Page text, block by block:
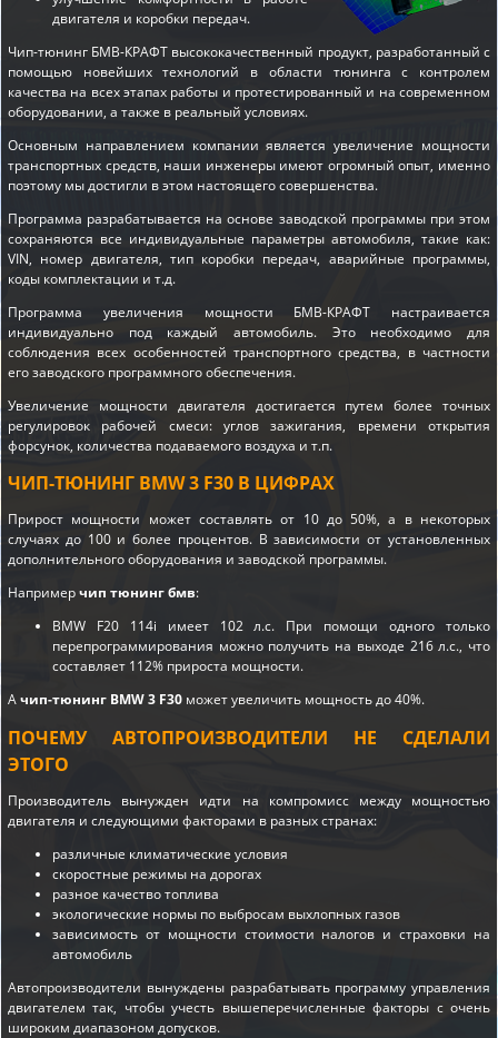
двигателя и коробки передач.
Чип-тюнинг БМВ-КРАФТ высококачественный продукт, разработанный с
помощью новейших технологий в области тюнинга с контролем
качества на всех этапах работы и протестированный и на современном
оборудовании, а также в реальный условиях.
Основным направлением компании является увеличение мощности
транспортных средств, наши инженеры имеют огромный опыт, именно
поэтому мы достигли в этом настоящего совершенства.
Программа разрабатывается на основе заводской программы при этом
сохраняются все индивидуальные параметры автомобиля, такие как:
VIN, номер двигателя, тип коробки передач, аварийные программы,
коды комплектации и т.д.
Программа увеличения мощности БМВ-КРАФТ настраивается
индивидуально под каждый автомобиль. Это необходимо для
соблюдения всех особенностей транспортного средства, в частности
его заводского программного обеспечения.
Увеличение мощности двигателя достигается путем более точных
регулировок рабочей смеси: углов зажигания, времени открытия
форсунок, количества подаваемого воздуха и т.п.
ЧИП-ТЮНИНГ BMW 3 F30 В ЦИФРАХ
Прирост мощности может составлять от 10 до 50%, а в некоторых
случаях до 100 и более процентов. В зависимости от установленных
дополнительного оборудования и заводской программы.
Напримерчип тюнинг бмв:
BMW F20 114i имеет 102 л.с. При помощи одного только
перепрограммирования можно получить на выходе 216 л.с., что
составляет 112% прироста мощности.
Ачип-тюнинг BMW 3 F30 может увеличить мощность до 40%.
ПОЧЕМУ АВТОПРОИЗВОДИТЕЛИ НЕ СДЕЛАЛИ
ЭТОГО
Производитель вынужден идти на компромисс между мощностью
двигателя и следующими факторами в разных странах:
различные климатические условия
скоростные режимы на дорогах
разное качество топлива
экологические нормы по выбросам выхлопных газов
зависимость от мощности стоимости налогов и страховки на
автомобиль
Автопроизводители вынуждены разрабатывать программу управления
двигателем так, чтобы учесть вышеперечисленные факторы с очень
широким диапазоном допусков.